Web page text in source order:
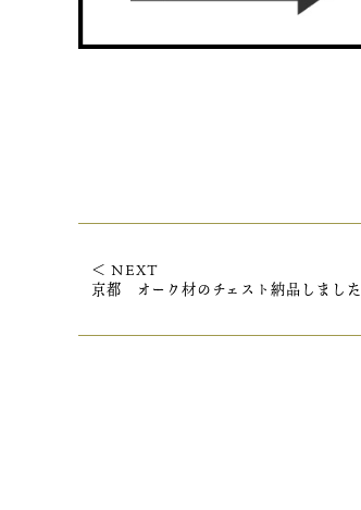
＜ NEXT
京都 オーク材のチェスト納品しました